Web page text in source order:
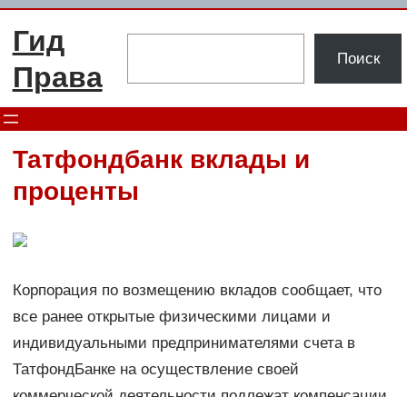
Перейти
содержимому
Гид
Права
Поиск
Татфондбанк вклады и
проценты
Корпорация по возмещению вкладов сообщает, что
все ранее открытые физическими лицами и
индивидуальными предпринимателями счета в
ТатфондБанке на осуществление своей